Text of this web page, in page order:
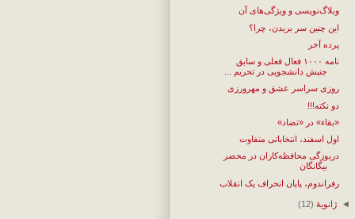
وبلاگ‌نویسی و ویژگی‌های آن
این چنین سر بریدن، چرا؟
پرده آخر
نامه ۱۰۰۰ فعال فعلی و سابق
جنبش دانشجویی در تحریم ...
روزی سراسر عشق و مهرورزی
دو نکته!!!
«بقاء» در «تضاد»
اول اسفند، انتخاباتی متفاوت
دریوزگی محافظه‌کاران در محضر
بیگانگان
رفراندوم، پایان انحراف یک انقلاب
◄ژانویهٔ (12)